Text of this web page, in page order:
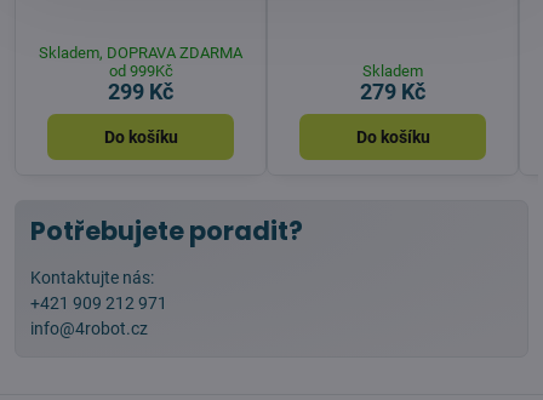
Skladem, DOPRAVA ZDARMA
od 999Kč
299 Kč
Do košíku
Skladem
279 Kč
Do košíku
Potřebujete poradit?
Kontaktujte nás:
+421 909 212 971
info@4robot.cz